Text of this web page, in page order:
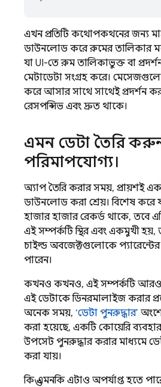
এখন প্রতিটি কথোপকথনের জন্য
ডাউনলোড করে রুমের তালিকার
যা UI-তে রুম তালিকাভুক্ত বা
মেটাডেটা সংগ্রহ করে।
করে আসার সাথে সাথেই প্রদর্শন
রেসপন্সিভ এবং দ্রুত থাকে।
এমন ডেটা তৈরি
পরিমাপযোগ্য।
অ্যাপ তৈরি করার সময়, প্রায়শই
ডাউনলোড করা শ্রেয়। বিশেষ করে
হাজার হাজার রেকর্ড থাকে, তবে
এই সম্পর্কটি স্থির এবং একমুখী
চাইল্ড অবজেক্টগুলোকে
পারেন।
কখনও কখনও, এই সম্পর্কটি আরও
এই ডেটাকে ডিনরমালাইজ করার
অনেক সময়, ‘ডেটা পুনরুদ্ধার’
করা হয়েছে, একটি কোয়েরি
উপসেট পুনরুদ্ধার করার মাধ্যমে
করা যায়।
কিন্তু এমনকি এটাও অপর্যাপ্ত হতে